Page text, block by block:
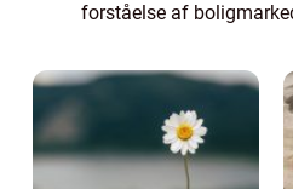
forståelse af
fakto...